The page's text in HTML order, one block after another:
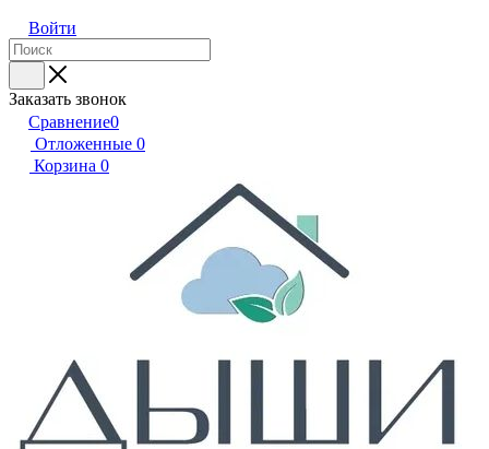
Войти
Заказать звонок
Сравнение0
Отложенные 0
Корзина 0